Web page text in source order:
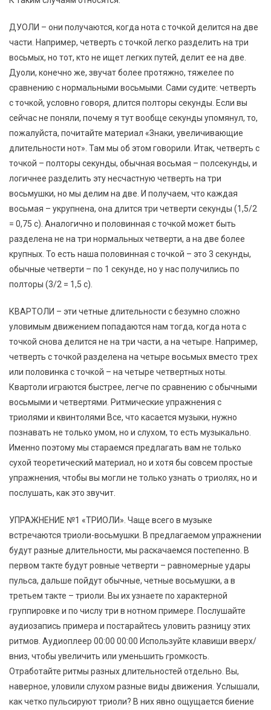
ДУОЛИ – они получаются, когда нота с точкой делится на две
части. Например, четверть с точкой легко разделить на три
восьмых, но тот, кто не ищет легких путей, делит ее на две.
Дуоли, конечно же, звучат более протяжно, тяжелее по
сравнению с нормальными восьмыми. Сами судите: четверть
с точкой, условно говоря, длится полторы секунды. Если вы
сейчас не поняли, почему я тут вообще секунды упомянул, то,
пожалуйста, почитайте материал «Знаки, увеличивающие
длительности нот». Там мы об этом говорили. Итак, четверть с
точкой – полторы секунды, обычная восьмая – полсекунды, и
логичнее разделить эту несчастную четверть на три
восьмушки, но мы делим на две. И получаем, что каждая
восьмая – укрупнена, она длится три четверти секунды (1,5/2
= 0,75 с). Аналогично и половинная с точкой может быть
разделена не на три нормальных четверти, а на две более
крупных. То есть наша половинная с точкой – это 3 секунды,
обычные четверти – по 1 секунде, но у нас получились по
полторы (3/2 = 1,5 с).
КВАРТОЛИ – эти четные длительности с безумно сложно
уловимым движением попадаются нам тогда, когда нота с
точкой снова делится не на три части, а на четыре. Например,
четверть с точкой разделена на четыре восьмых вместо трех
или половинка с точкой – на четыре четвертных ноты.
Квартоли играются быстрее, легче по сравнению с обычными
восьмыми и четвертями. Ритмические упражнения с
триолями и квинтолями Все, что касается музыки, нужно
познавать не только умом, но и слухом, то есть музыкально.
Именно поэтому мы стараемся предлагать вам не только
сухой теоретический материал, но и хотя бы совсем простые
упражнения, чтобы вы могли не только узнать о триолях, но и
послушать, как это звучит.
УПРАЖНЕНИЕ №1 «ТРИОЛИ». Чаще всего в музыке
встречаются триоли-восьмушки. В предлагаемом упражнении
будут разные длительности, мы раскачаемся постепенно. В
первом такте будут ровные четверти – равномерные удары
пульса, дальше пойдут обычные, четные восьмушки, а в
третьем такте – триоли. Вы их узнаете по характерной
группировке и по числу три в нотном примере. Послушайте
аудиозапись примера и постарайтесь уловить разницу этих
ритмов. Аудиоплеер 00:00 00:00 Используйте клавиши вверх/
вниз, чтобы увеличить или уменьшить громкость.
Отработайте ритмы разных длительностей отдельно. Вы,
наверное, уловили слухом разные виды движения. Услышали,
как четко пульсируют триоли? В них явно ощущается биение